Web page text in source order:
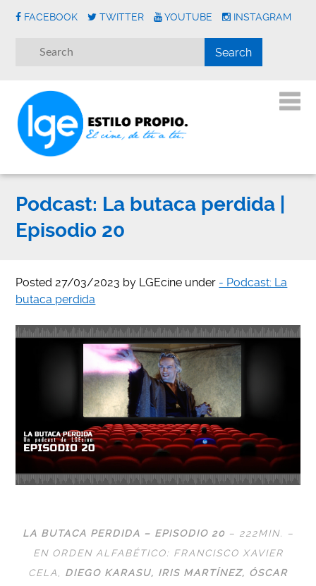
FACEBOOK TWITTER YOUTUBE INSTAGRAM
Podcast: La butaca perdida |
Episodio 20
Posted27/03/2023 by LGEcine under - Podcast: La
butaca perdida
LA BUTACA PERDIDA – EPISODIO 20 – 222MIN. –
EN ORDEN ALFABÉTICO: FRANCISCO XAVIER
CELA, DIEGO KARASU, IRIS MARTÍNEZ, ÓSCAR